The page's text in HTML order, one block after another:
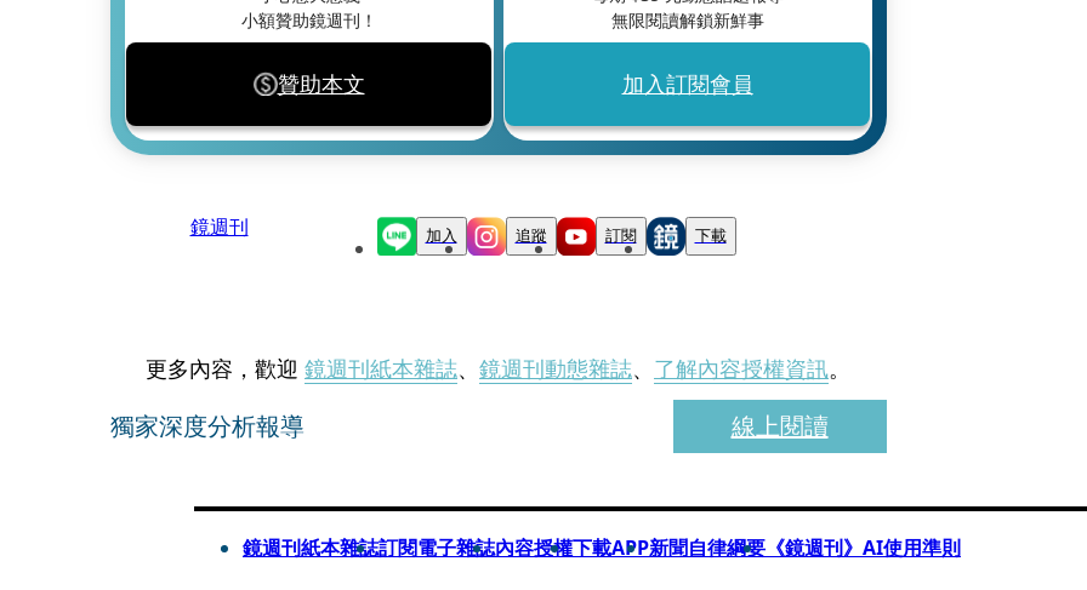
小額贊助鏡週刊！
贊助本文
無限閱讀解鎖新鮮事
加入訂閱會員
鏡週刊 加入 追蹤 訂閱 下載
更多內容，歡迎 鏡週刊紙本雜誌、 鏡週刊動態雜誌、 了解內容授權資訊。
獨家深度分析報導 線上閱讀
鏡週刊紙本雜誌訂閱電子雜誌內容授權下載APP新聞自律綱要 《鏡週刊》AI使用準則